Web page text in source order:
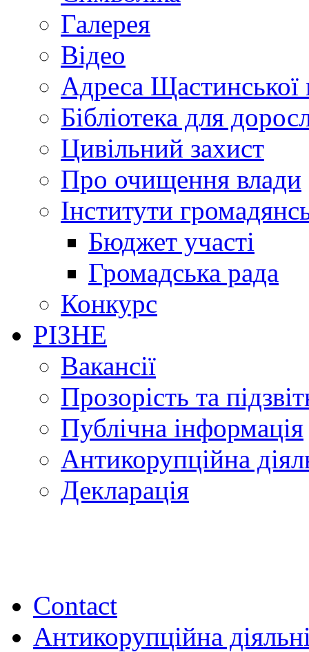
Галерея
Відео
Адреса Щастинської
Бібліотека для
Цивільний захист
Про очищення влади
Інститути
Бюджет участі
Громадська рада
Конкурс
РІЗНЕ
Вакансії
Прозорість та
Публічна інформація
Антикорупційна
Декларація
Contact
Антикорупційна